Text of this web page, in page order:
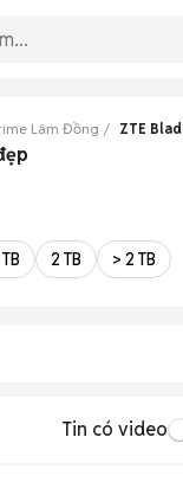
Lâm Đồng ZTE
2 TB > 2 TB
Tin có video